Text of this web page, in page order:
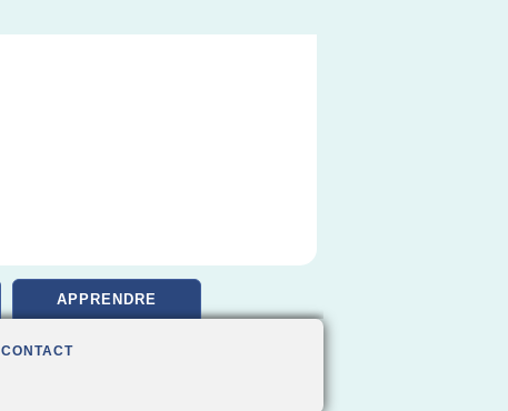
APPRENDRE
CONTACT